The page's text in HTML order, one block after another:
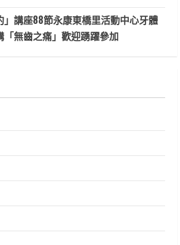
」講座88節永康東橋里活動中心牙體
「無齒之痛」歡迎踴躍參加